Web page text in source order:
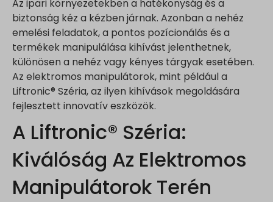
Az ipari környezetekben a hatékonyság és a
biztonság kéz a kézben járnak. Azonban a nehéz
emelési feladatok, a pontos pozícionálás és a
termékek manipulálása kihívást jelenthetnek,
különösen a nehéz vagy kényes tárgyak esetében.
Az elektromos manipulátorok, mint például a
Liftronic® Széria, az ilyen kihívások megoldására
fejlesztett innovatív eszközök.
A Liftronic® Széria:
Kiválóság Az Elektromos
Manipulátorok Terén